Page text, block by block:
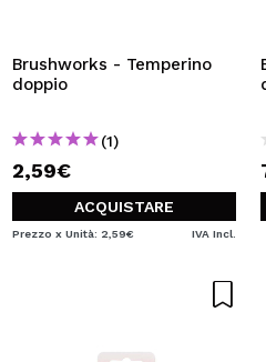
Brushworks - Temperino
doppio
(1)
2,59€
ACQUISTARE
Prezzo x Unità: 2,59€ IVA Incl.